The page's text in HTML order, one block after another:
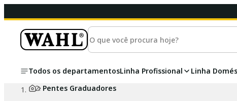
Todos os departamentosLinha Profissional Linha
Pentes Graduadores